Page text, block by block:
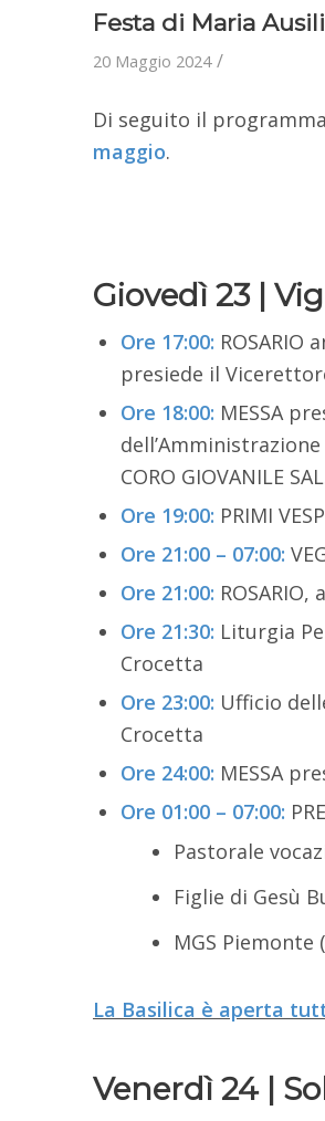
Festa di Maria
20 Maggio 2024 /
Di seguito il
maggio.
Giovedì 23 |
Ore 17:00: ROSARIO
presiede il
Ore 18:00: MESSA
CORO GIOVANILE
Ore 19:00: PRIMI
Ore 21:00 – 07:00:
Ore 21:00:
Ore 21:30: Liturgia
Crocetta
Ore 23:00: Ufficio
Crocetta
Ore 24:00: MESSA
Ore 01:00 – 07:00:
Pastorale
Figlie di Gesù
MGS Piemonte
La Basilica è aperta
Venerdì 24 |